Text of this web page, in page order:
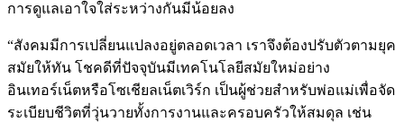
การดูแลเอาใจใส่ระหว่างกันมีน้อยลง
“สังคมมีการเปลี่ยนแปลงอยู่ตลอดเวลา เราจึงต้องปรับตัวตามยุค
สมัยให้ทัน โชคดีที่ปัจจุบันมีเทคโนโลยีสมัยใหม่อย่าง
อินเทอร์เน็ตหรือโซเชียลเน็ตเวิร์ก เป็นผู้ช่วยสำหรับพ่อแม่เพื่อจัด
ระเบียบชีวิตที่วุ่นวายทั้งการงานและครอบครัวให้สมดุล เช่น